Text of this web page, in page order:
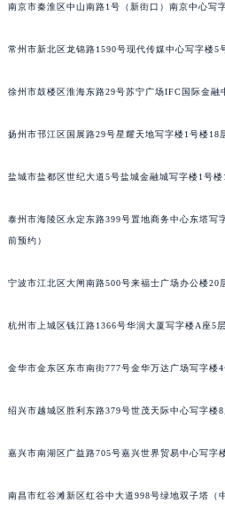
南京市秦淮区中山南路1号（新街口）南京中心写
常州市新北区龙锦路1590号现代传媒中心写字楼5
徐州市鼓楼区淮海东路29号苏宁广场IFC国际金融
扬州市邗江区国展路29号星耀天地写字楼1号楼18
盐城市盐都区世纪大道5号盐城金融城写字楼1号楼
泰州市海陵区永定东路399号置地商务中心东塔写
前预约）
宁波市江北区大闸南路500号来福士广场办公楼20
杭州市上城区钱江路1366号华润大厦写字楼A座5
金华市金东区东市南街777号金华万达广场写字楼
绍兴市越城区胜利东路379号世茂天际中心写字楼8
嘉兴市南湖区广益路705号嘉兴世界贸易中心写字
南昌市红谷滩新区红谷中大道998号绿地双子塔（